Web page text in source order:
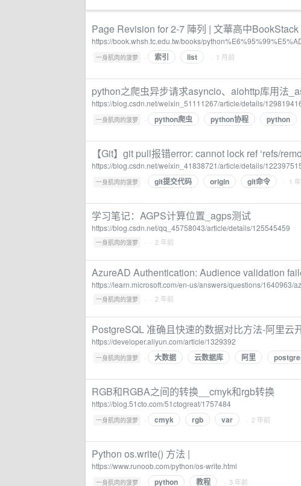
Page Revision for 2-7 陣列 | 文華高中BookStack
https://book.whsh.tc.edu.tw/books/
一身肌肉的菠萝 · 索引 list · 1 月前
python之爬虫异步请求asyncio、aiohttp库用法
https://blog.csdn.net/weixin_51111267/article/details/
一身肌肉的菠萝 · python爬虫 python协程 python
【Git】git pull报错error: cannot lock ref ‘refs/
https://blog.csdn.net/weixin_41838721/article/details/
一身肌肉的菠萝 · git提交代码 origin git命令 · 1
学习笔记：AGPS计算位置_agps测试
https://blog.csdn.net/qq_45758043/article/details/125545459
一身肌肉的菠萝 · · 2 年前
AzureAD Authentication: Audience validation
https://learn.microsoft.com/en-us/answers/questions/
一身肌肉的菠萝 · · 2 年前
PostgreSQL 准确且快速的数据对比方法-阿里云
https://developer.aliyun.com/article/1329392
一身肌肉的菠萝 · 大数据 云数据库 阿里
RGB和RGBA之间的转换__cmyk和rgb转换
https://blog.51cto.com/51ctogreat/1757484
一身肌肉的菠萝 · cmyk rgb var · 2 年前
Python os.write() 方法 |
https://www.runoob.com/python/os-write.html
一身肌肉的菠萝 · python 教程 · 3 年前